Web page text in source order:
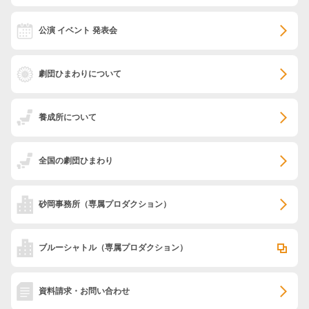
公演 イベント 発表会
劇団ひまわりについて
養成所について
全国の劇団ひまわり
砂岡事務所 （専属プロダクション）
ブルーシャトル（専属プロダクション）
資料請求・お問い合わせ